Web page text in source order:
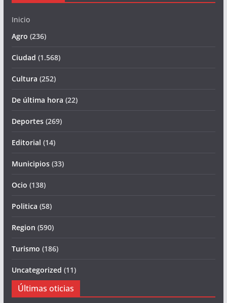
Inicio
Agro (236)
Ciudad (1.568)
Cultura (252)
De última hora (22)
Deportes(269)
Editorial (14)
Municipios(33)
Ocio (138)
Politica (58)
Region (590)
Turismo (186)
Uncategorized (11)
Últimas oticias